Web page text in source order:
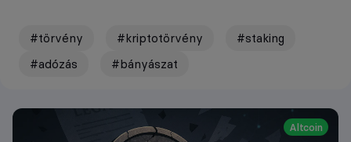
#törvény #kriptotörvény
#staking
#adózás
#bányászat
Altcoin